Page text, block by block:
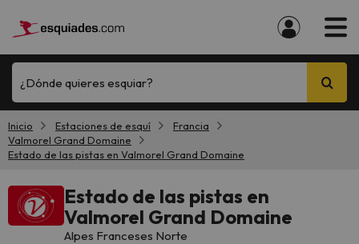
¿Dónde quieres esquiar?
Inicio Estaciones de esquí
Francia
Valmorel Grand Domaine
Estado de las pistas en Valmorel Grand Domaine
Estado de las pistas en
Valmorel Grand Domaine
Alpes Franceses Norte